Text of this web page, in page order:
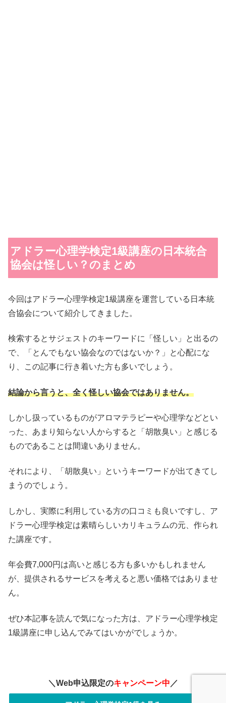
アドラー心理学検定1級講座の日本統合
協会は怪しい？のまとめ
今回はアドラー心理学検定1級講座を運営している日本統
合協会について紹介してきました。
検索するとサジェストのキーワードに「怪しい」と出るの
で、「とんでもない協会なのではないか？」と心配にな
り、この記事に行き着いた方も多いでしょう。
結論から言うと、全く怪しい協会ではありません。
しかし扱っているものがアロマテラピーや心理学などとい
った、あまり知らない人からすると「胡散臭い」と感じる
ものであることは間違いありません。
それにより、「胡散臭い」というキーワードが出てきてし
まうのでしょう。
しかし、実際に利用している方の口コミも良いですし、ア
ドラー心理学検定は素晴らしいカリキュラムの元、作られ
た講座です。
年会費7,000円は高いと感じる方も多いかもしれません
が、提供されるサービスを考えると悪い価格ではありませ
ん。
ぜひ本記事を読んで気になった方は、アドラー心理学検定
1級講座に申し込んでみてはいかがでしょうか。
＼Web申込限定のキャンペーン中／